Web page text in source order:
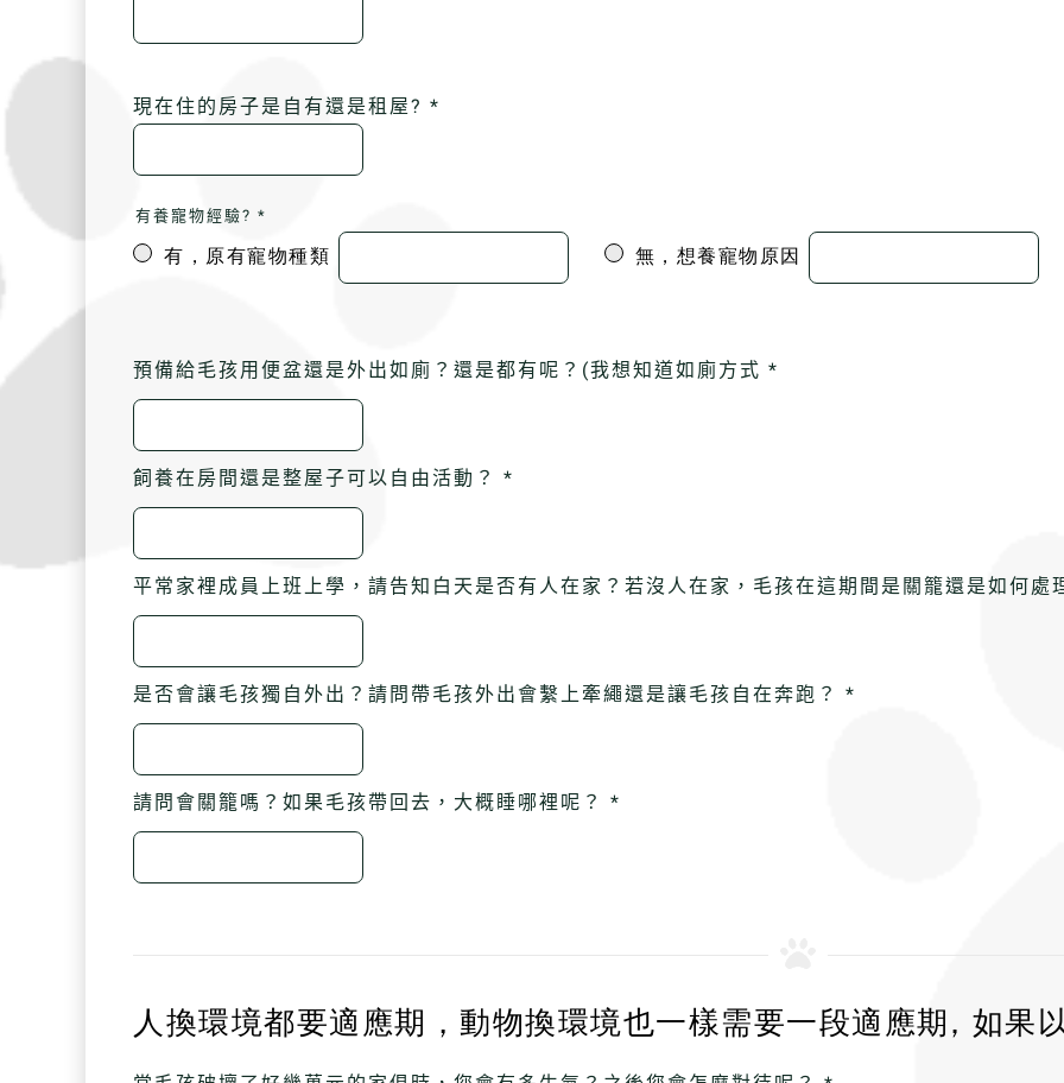
現在住的房子是自有還是租屋? *
有養寵物經驗? *
有，原有寵物種類 無，想養寵物原因
預備給毛孩用便盆還是外出如廁？還是都有呢？(我想知道如廁方式 *
飼養在房間還是整屋子可以自由活動？ *
平常家裡成員上班上學，請告知白天是否有人在家？若沒人在家，毛孩在這期間是關籠還是如何處
是否會讓毛孩獨自外出？請問帶毛孩外出會繫上牽繩還是讓毛孩自在奔跑？ *
請問會關籠嗎？如果毛孩帶回去，大概睡哪裡呢？ *
人換環境都要適應期，動物換環境也一樣需要一段適應期, 如果